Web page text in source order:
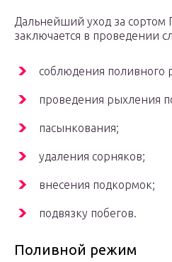
Дальнейший уход за сортом
заключается в проведении
соблюдения поливного
проведения рыхления
пасынкования;
удаления сорняков;
внесения подкормок;
подвязку побегов.
Поливной режим